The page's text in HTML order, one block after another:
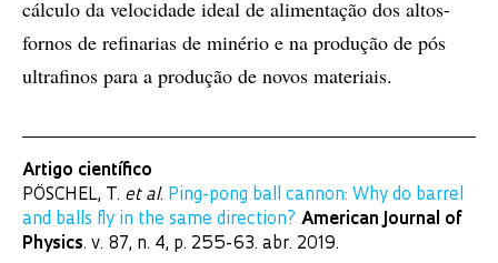
cálculo da velocidade ideal de alimentação dos altos-
fornos de refinarias de minério e na produção de pós
ultrafinos para a produção de novos materiais.
Artigo científico
PÖSCHEL, T. et al. Ping-pong ball cannon: Why do barrel
and balls fly in the same direction? American Journal of
Physics. v. 87, n. 4, p. 255-63. abr. 2019.